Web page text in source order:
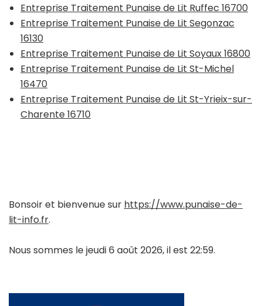
Entreprise Traitement Punaise de Lit Ruffec 16700
Entreprise Traitement Punaise de Lit Segonzac
16130
Entreprise Traitement Punaise de Lit Soyaux 16800
Entreprise Traitement Punaise de Lit St-Michel
16470
Entreprise Traitement Punaise de Lit St-Yrieix-sur-
Charente 16710
Bonsoir et bienvenue sur https://www.punaise-de-
lit-info.fr.
Nous sommes le jeudi 6 août 2026, il est 22:59.